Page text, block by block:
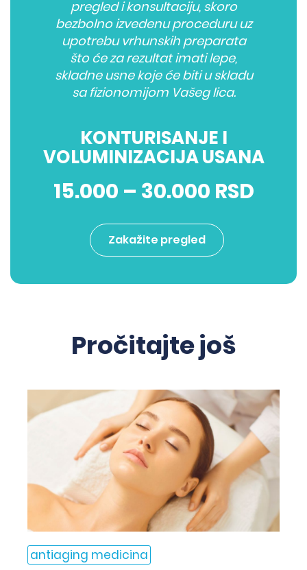
pregled i konsultaciju, skoro
bezbolno izvedenu proceduru uz
upotrebu vrhunskih preparata
što će za rezultat imati lepe,
skladne usne koje će biti u skladu
sa fizionomijom Vašeg lica.
KONTURISANJE I
VOLUMINIZACIJA USANA
15.000 – 30.000 RSD
Zakažite pregled
Pročitajte još
antiaging medicina